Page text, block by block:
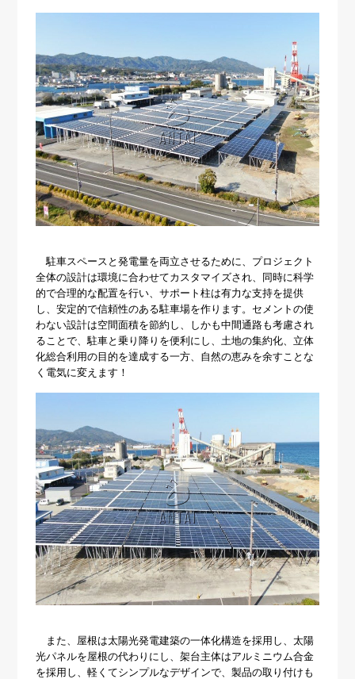
お問い合わせ
駐車スペースと発電量を両立させるために、プロジェクト
全体の設計は環境に合わせてカスタマイズされ、同時に科学
的で合理的な配置を行い、サポート柱は有力な支持を提供
し、安定的で信頼性のある駐車場を作ります。セメントの使
わない設計は空間面積を節約し、しかも中間通路も考慮され
ることで、駐車と乗り降りを便利にし、土地の集約化、立体
化総合利用の目的を達成する一方、自然の恵みを余すことな
く電気に変えます！
また、屋根は太陽光発電建築の一体化構造を採用し、太陽
光パネルを屋根の代わりにし、架台主体はアルミニウム合金
を採用し、軽くてシンプルなデザインで、製品の取り付けも